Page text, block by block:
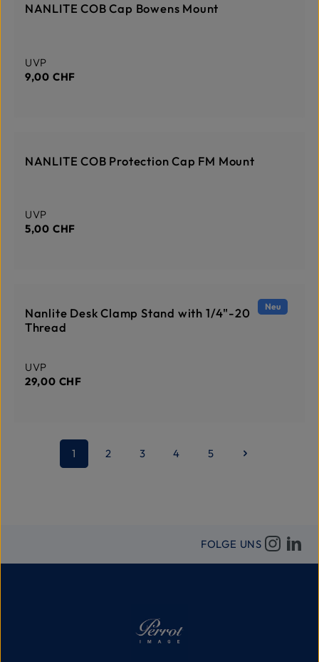
NANLITE COB Cap Bowens Mount
Regulärer Preis:
UVP
9,00 CHF
NANLITE COB Protection Cap FM Mount
Regulärer Preis:
UVP
5,00 CHF
Neu
Nanlite Desk Clamp Stand with 1/4"-20
Thread
Regulärer Preis:
UVP
29,00 CHF
Seite
1 Seite
2 Seite
3 Seite
4 Seite
5
FOLGE UNS